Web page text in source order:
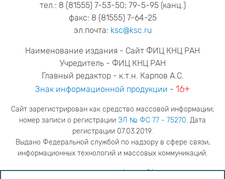
тел.: 8 (81555) 7-53-50; 79-5-95 (канц.)
факс: 8 (81555) 7-64-25
эл.почта: ksc@ksc.ru
Наименование издания - Сайт ФИЦ КНЦ РАН
Учредитель - ФИЦ КНЦ РАН
Главный редактор - к.т.н. Карпов А.С.
Знак информационной продукции - 16+
Сайт зарегистрирован как средство массовой информации;
номер записи о регистрации ЭЛ № ФС 77 - 75270. Дата
регистрации 07.03.2019.
Выдано Федеральной службой по надзору в сфере связи,
информационных технологий и массовых коммуникаций.
адрес редакцииya.stogova@ksc.ru